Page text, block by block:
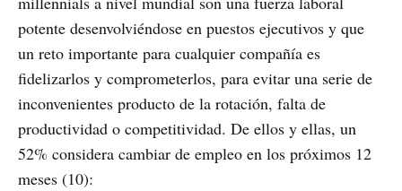
potente desenvolviéndose en puestos ejecutivos y que
un reto importante para cualquier compañía es
fidelizarlos y comprometerlos, para evitar una serie de
inconvenientes producto de la rotación, falta de
productividad o competitividad. De ellos y ellas, un
52% considera cambiar de empleo en los próximos 12
meses (10):